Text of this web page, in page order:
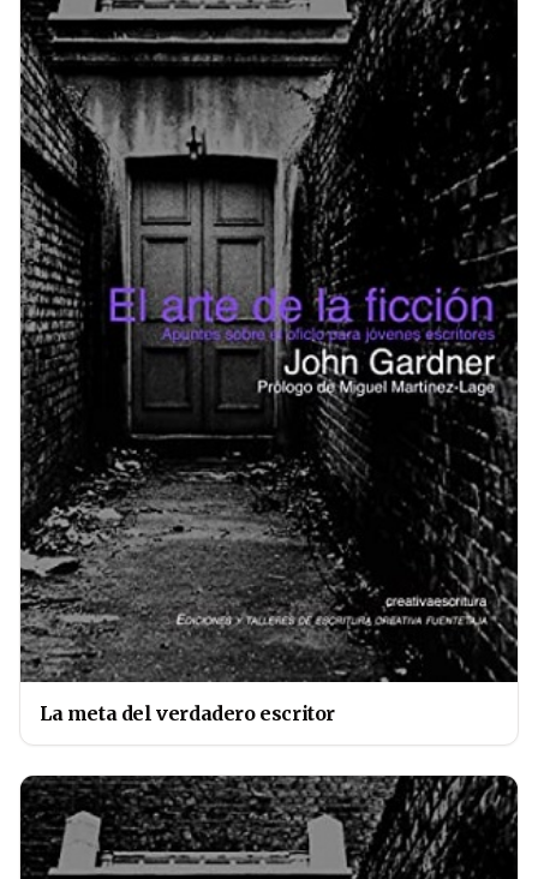
La meta del verdadero escritor